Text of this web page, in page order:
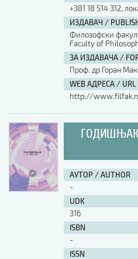
+381 18 514 312,
ИЗДАВАЧ /
Филозофски
Faculty of
ЗА ИЗДАВАЧА / FOR
Проф. др Горан
WEB АДРЕСА / URL
http://
ГОДИШЊАК
АУТОР / AUTHOR
-
UDK
316
ISBN
-
ISSN